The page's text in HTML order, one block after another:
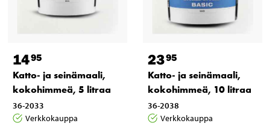
1495
Katto- ja seinämaali,
kokohimmeä, 5 litraa
36-2033
Verkkokauppa
2395
Katto- ja seinämaali,
kokohimmeä, 10 litraa
36-2038
Verkkokauppa